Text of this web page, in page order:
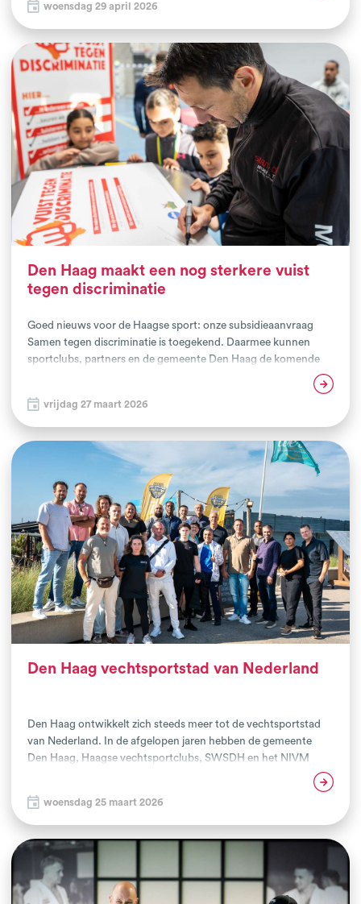
doorlopen, maar ook de oudste club met een
kwaliteitskeurmerk. Een bijzondere mijlpaal die staat voor
structurele kwaliteit, veiligheid, pedagogisch verantwoord
lesgeven en maatschappelijke betrokkenheid.
woensdag 29 april 2026
Den Haag maakt een nog sterkere vuist
tegen discriminatie
Goed nieuws voor de Haagse sport: onze subsidieaanvraag
Samen tegen discriminatie is toegekend. Daarmee kunnen
sportclubs, partners en de gemeente Den Haag de komende
periode samen verder bouwen aan het Vuist-collectief en de
vrijdag 27 maart 2026
Den Haag vechtsportstad van Nederland
Den Haag ontwikkelt zich steeds meer tot de vechtsportstad
van Nederland. In de afgelopen jaren hebben de gemeente
Den Haag, Haagse vechtsportclubs, SWSDH en het NIVM
Vechtsportcollectief ligt alweer in 2021 en nu 5 jaar later kent
de stad 40 gecertificeerde aanbieders die met elkaar en de
gemeente op basis van kwaliteit verbonden zijn.
woensdag 25 maart 2026